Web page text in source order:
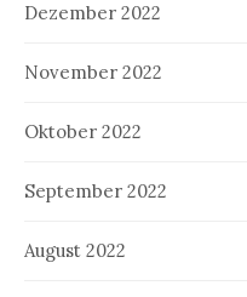
Dezember 2022
November 2022
Oktober 2022
September 2022
August 2022